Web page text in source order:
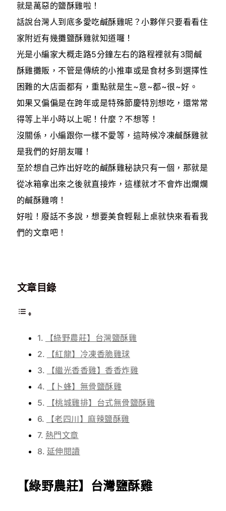
就是萬惡的鹽酥雞啦！
話說台灣人到底多愛吃鹹酥雞呢？小夥伴只要看看住
家附近有幾攤鹽酥雞就知道囉！
光是小編家大概走路5分鐘左右的路程裡就有3間鹹
酥雞攤販，不管是傳統的小推車或是食材多到選擇性
困難的大店面都有，重點就是生~意~都~很~好。
如果又偏偏是在跨年或是特殊節慶特別想吃，還常常
得等上半小時以上呢！什麼？不想等！
沒關係，小編跟你一樣不愛等，這時候冷凍鹹酥雞就
是我們的好朋友囉！
至於想自己炸出好吃的鹹酥雞秘訣只有一個，那就是
從冰箱拿出來之後就直接炸，這樣就才不會炸出爛爛
的鹹酥雞唷！
好啦！廢話不多說，想要美食輕鬆上桌就快來看看我
們的文章吧！
文章目錄
【綠野農莊】台灣鹽酥雞
【紅龍】冷凍香脆雞球
【繼光香香雞】香香炸雞
【卜蜂】無骨鹽酥雞
【桃城雞排】台式無骨鹽酥雞
【老四川】麻辣鹽酥雞
熱門文章
延伸閱讀
【綠野農莊】台灣鹽酥雞